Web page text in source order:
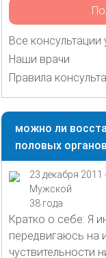
Все консультации
Наши врачи
Правила
можно ли
половых
23 декабря 2011
Мужской
38 года
Кратко о себе: Я
передвигаюсь на
чуствительности